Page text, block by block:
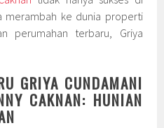
merambah ke dunia properti
perumahan terbaru, Griya
GRIYA CUNDAMANI
CAKNAN: HUNIAN